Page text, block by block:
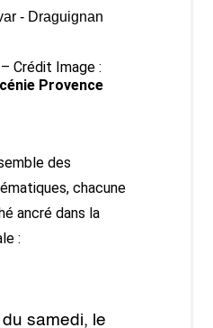
Crédit Image :
Provence
des
chacune
ancré dans la
:
samedi, le